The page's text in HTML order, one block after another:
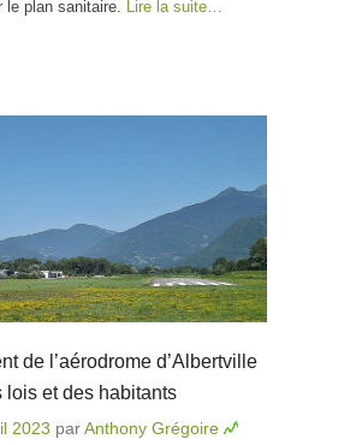
plan sanitaire. Lire la suite…
de l’aérodrome d’Albertville
lois et des habitants
2023 parAnthony Grégoire